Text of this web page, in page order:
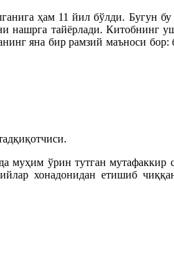
ҳам 11 йил бўлди. Бугун бу
нашрга тайёрлади. Китобнинг
яна бир рамзий маъноси
ўрин тутган мутафаккир
хонадонидан етишиб